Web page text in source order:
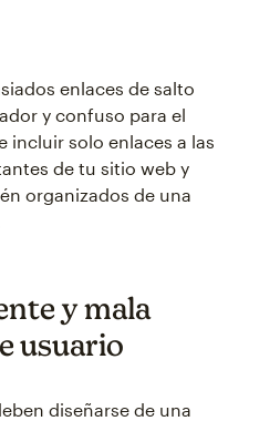
enlaces de salto
y confuso para el
incluir solo enlaces a las
de tu sitio web y
organizados de una
y mala
usuario
diseñarse de una